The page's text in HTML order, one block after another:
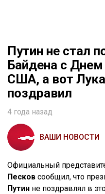
Путин не стал
Байдена с
США, а вот
поздравил
4 года назад
ВАШИ НОВОСТИ
Официальный
Песков сообщил, что
Путин не поздравлял в